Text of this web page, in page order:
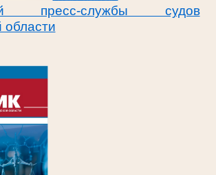
пресс-службы судов
области